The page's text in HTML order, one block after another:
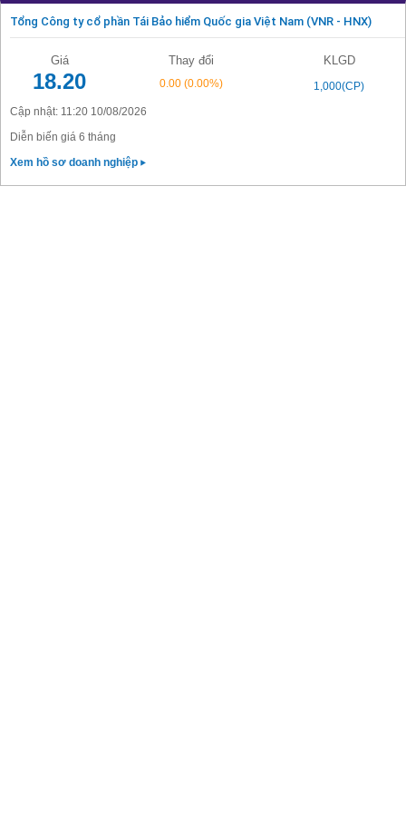
Tổng Công ty cổ phần Tái Bảo hiểm Quốc gia Việt Nam (VNR - HNX)
Giá Thay đổi KLGD
18.20 0.00 (0.00%)
1,000(CP)
Cập nhật: 11:20 10/08/2026
Diễn biến giá 6 tháng
Xem hồ sơ doanh nghiệp